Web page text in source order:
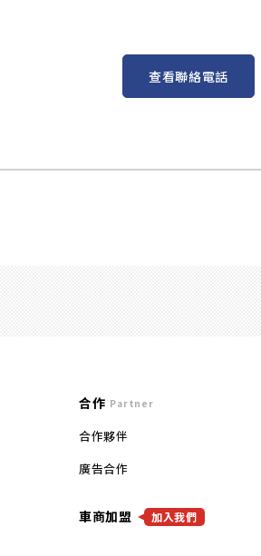
查看聯絡電話
合作 Partner
合作夥伴
廣告合作
車商加盟 加入我們